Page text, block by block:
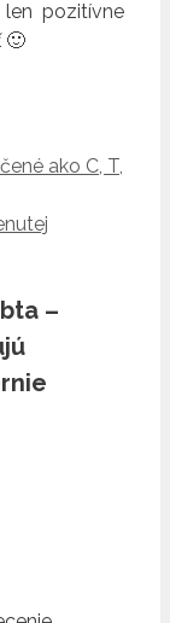
pozitívne
🙂
ako C, T,
–